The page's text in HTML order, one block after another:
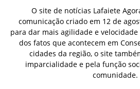
O site de notícias Lafaiete
comunicação criado em 12 de
para dar mais agilidade e
dos fatos que acontecem em
cidades da região, o site
imparcialidade e pela função
comunidade.